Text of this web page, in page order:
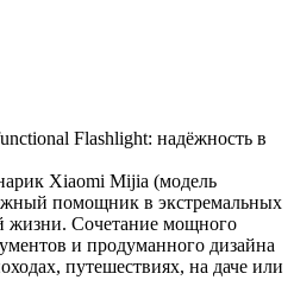
Flashlight: надёжность в
Xiaomi Mijia (модель
помощник в экстремальных
жизни. Сочетание мощного
и продуманного дизайна
путешествиях, на даче или